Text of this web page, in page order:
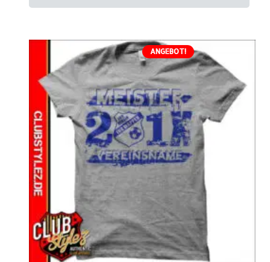
ANGEBOT!